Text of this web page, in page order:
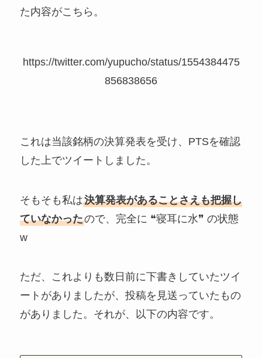
た内容がこちら。
https://twitter.com/yupucho/status/1554384475
856838656
これは当該銘柄の決算発表を受け、PTSを確認
した上でツイートしました。
そもそも私は決算発表があることさえも把握し
ていなかったので、完全に ❝寝耳に水❞ の状態
w
ただ、これよりも数日前に下書きしていたツイ
ートがありましたが、投稿を見送っていたもの
がありました。それが、以下の内容です。